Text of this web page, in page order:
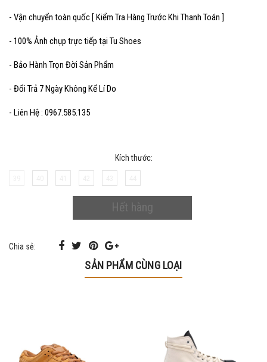
- Vận chuyển toàn quốc [ Kiểm Tra Hàng Trước Khi Thanh Toán ]
- 100% Ảnh chụp trực tiếp tại Tu Shoes
- Bảo Hành Trọn Đời Sản Phẩm
- Đổi Trả 7 Ngày Không Kể Lí Do
- Liên Hệ : 0967.585.135
Kích thước:
Hết hàng
Chia sẻ:
SẢN PHẨM CÙNG LOẠI